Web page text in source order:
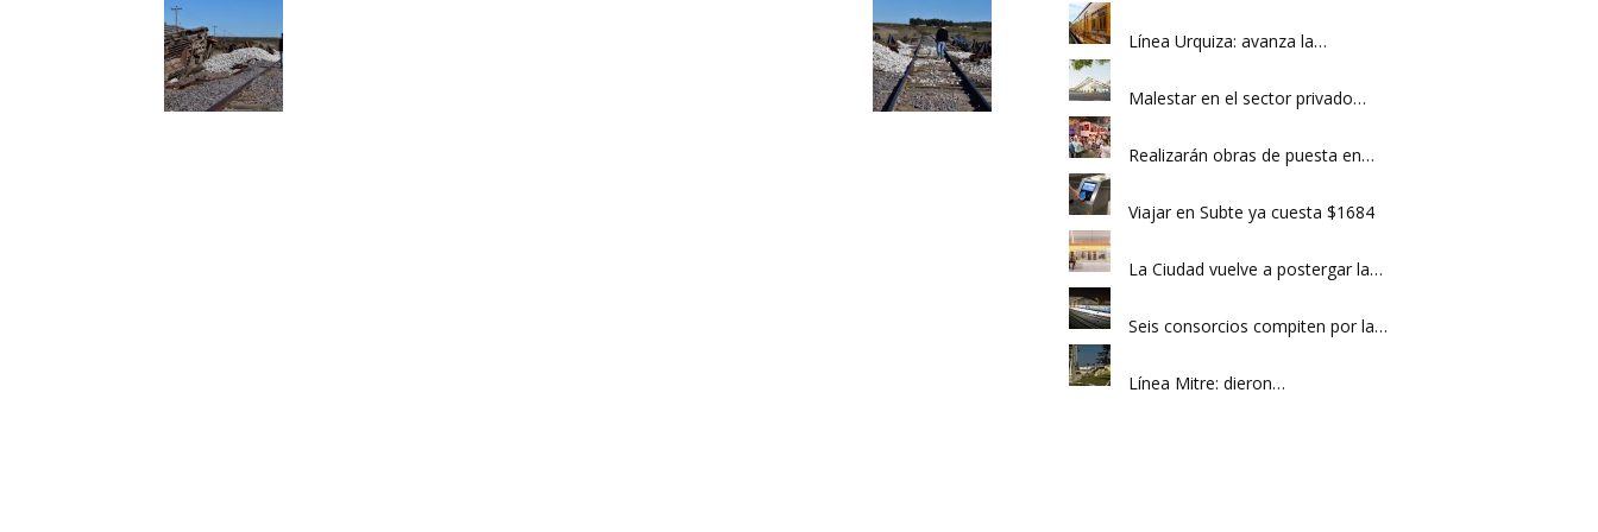
Línea Urquiza: avanza la…
Malestar en el sector privado…
Realizarán obras de puesta en…
Viajar en Subte ya cuesta $1684
La Ciudad vuelve a postergar la…
Seis consorcios compiten por la…
Línea Mitre: dieron…